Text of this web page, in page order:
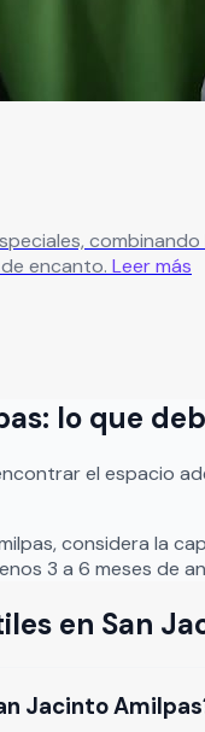
la comodidad
encanto. Leer más
: lo que
el espacio
, considera la
3 a 6 meses de
en San
Jacinto